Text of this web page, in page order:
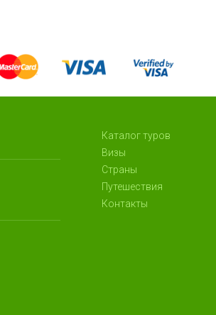
Каталог туров
Визы
Страны
Путешествия
Контакты